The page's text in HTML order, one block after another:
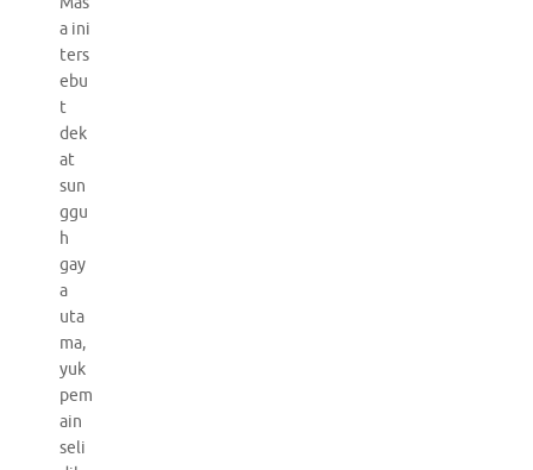
a ini
ters
ebu
t
dek
at
sun
ggu
h
gay
a
uta
ma,
yuk
pem
ain
seli